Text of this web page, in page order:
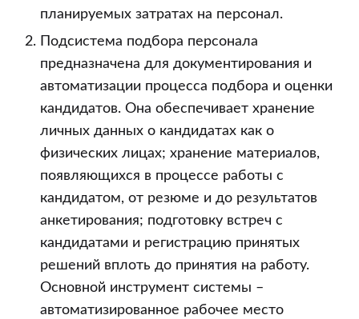
планируемых затратах на персонал.
Подсистема подбора персонала
предназначена для документирования и
автоматизации процесса подбора и оценки
кандидатов. Она обеспечивает хранение
личных данных о кандидатах как о
физических лицах; хранение материалов,
появляющихся в процессе работы с
кандидатом, от резюме и до результатов
анкетирования; подготовку встреч с
кандидатами и регистрацию принятых
решений вплоть до принятия на работу.
Основной инструмент системы –
автоматизированное рабочее место